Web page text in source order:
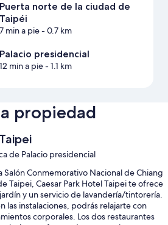
Puerta norte de la ciudad de
Taipéi
7 min a pie- 0.7 km
Palacio presidencial
12 min a pie- 1.1 km
propiedad
de Palacio presidencial
Salón Conmemorativo Nacional de Chiang
Taipei, Caesar Park Hotel Taipei te ofrece
y un servicio de lavandería/tintorería.
las instalaciones, podrás relajarte con
corporales. Los dos restaurantes